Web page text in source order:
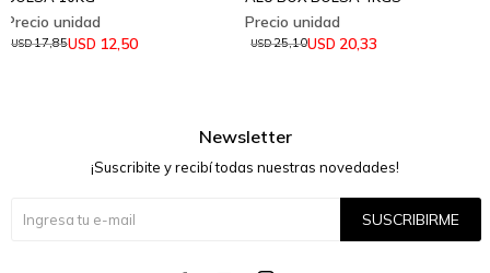
USD 12,50
USD17,85 USD 20,33
USD25,10
Newsletter
¡Suscribite y recibí todas nuestras novedades!
SUSCRIBIRME